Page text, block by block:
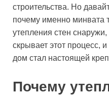
строительства. Но
почему именно минвата
утепления стен снаружи,
скрывает этот процесс,
дом стал настоящей
Почему